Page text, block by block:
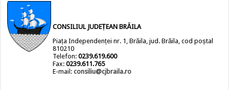
CONSILIUL JUDEȚEAN BRĂILA
Piața Independenței nr. 1, Brăila, jud. Brăila, cod poștal
810210
Telefon:0239.619.600
Fax:0239.611.765
E-mail:consiliu@cjbraila.ro